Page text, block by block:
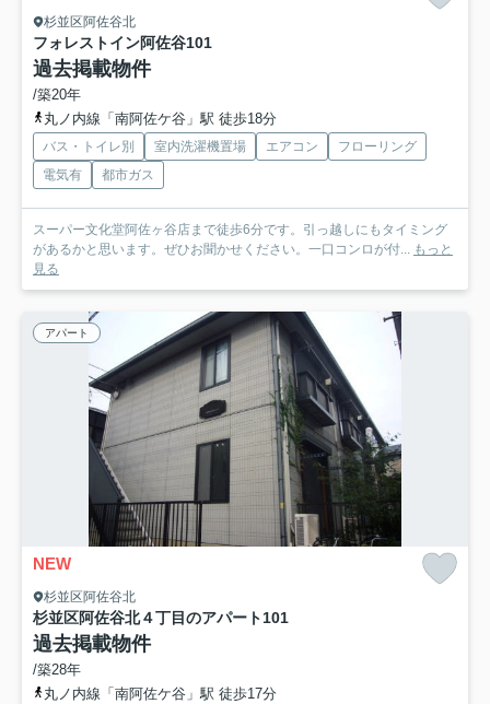
杉並区阿佐谷北
フォレストイン阿佐谷101
過去掲載物件
/築20年
丸ノ内線「南阿佐ケ谷」駅 徒歩18分
バス・トイレ別 室内洗濯機置場 エアコン
フローリング
電気有
都市ガス
スーパー文化堂阿佐ヶ谷店まで徒歩6分です。引っ越しにもタイミング
があるかと思います。ぜひお聞かせください。一口コンロが付... もっと
見る
アパート
NEW
杉並区阿佐谷北
杉並区阿佐谷北４丁目のアパート101
過去掲載物件
/築28年
丸ノ内線「南阿佐ケ谷」駅 徒歩17分